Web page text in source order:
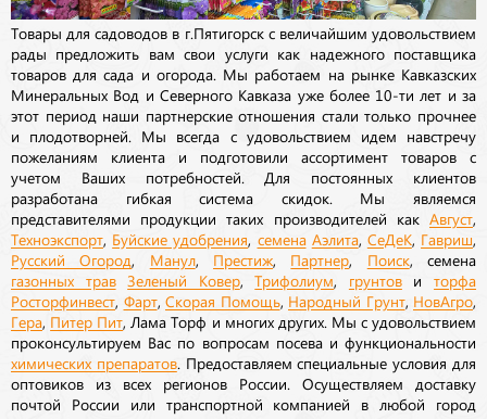
Товары для садоводов в г.Пятигорск с величайшим удовольствием
рады предложить вам свои услуги как надежного поставщика
товаров для сада и огорода. Мы работаем на рынке Кавказских
Минеральных Вод и Северного Кавказа уже более 10-ти лет и за
этот период наши партнерские отношения стали только прочнее
и плодотворней. Мы всегда с удовольствием идем навстречу
пожеланиям клиента и подготовили ассортимент товаров с
учетом Ваших потребностей. Для постоянных клиентов
разработана гибкая система скидок. Мы являемся
представителями продукции таких производителей как Август
Техноэкспорт Буйские удобрения семена Аэлита, СеДеК Гавриш
Русский Огород Манул, Престиж Партнер Поиск, семена
газонных трав Зеленый Ковер,Трифолиум грунтовиторфа
Росторфинвест Фарт, Скорая Помощь Народный Грунт, НовАгро
Гера Питер Пит , Лама Торф и многих других. Мы с удовольствием
проконсультируем Вас по вопросам посева и функциональности
химических препаратов. Предоставляем специальные условия для
оптовиков из всех регионов России. Осуществляем доставку
почтой России или транспортной компанией в любой город